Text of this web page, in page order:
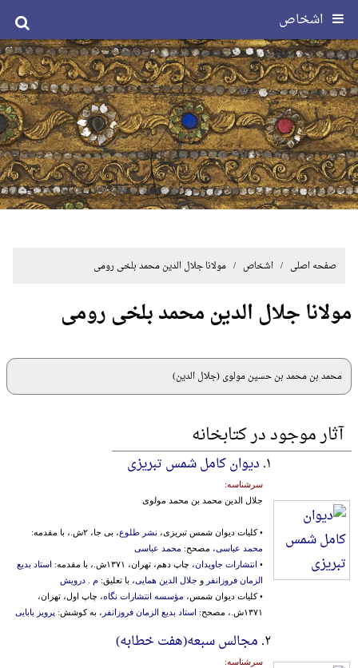
اشخاص
صفحه اصلی / اشخاص / مولانا جلال الدین محمد بلخی رومی
مولانا جلال الدین محمد بلخی رومی
محمد بن محمد بن حسین مولوی (جلال الدین)
آثار موجود در کتابخانه
۱. دیوان کامل شمس تبریزی
سرشناسه:
جلال الدین محمد بن محمد مولوی
• کلیات دیوان شمس تبریزی، نشر طلوع، بی جا، ۲ش.، با مقدمه:
محمد عباسی، مصحح: محمد عباسی
• انتشارات جاویدان، چاپ دهم، تهران، ۱۳۷۱ش.، با مقدمه:
استاد بدیع
الزمان فروزانفر و جلال الدین همایی، با تعلیق: م . درویش
• کلیات دیوان شمس، مؤسسه انتشارات نگاه، چاپ اول، تهران،
۱۳۷۱ش.، مصحح:
استاد بدیع الزمان فروزانفر ، به کوشش: پرویز بابایی
۲. مجالس سبعه(هفت خطابه)
سرشناسه: